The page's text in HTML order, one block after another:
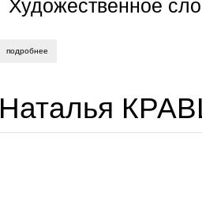
Художественное
подробнее
Наталья